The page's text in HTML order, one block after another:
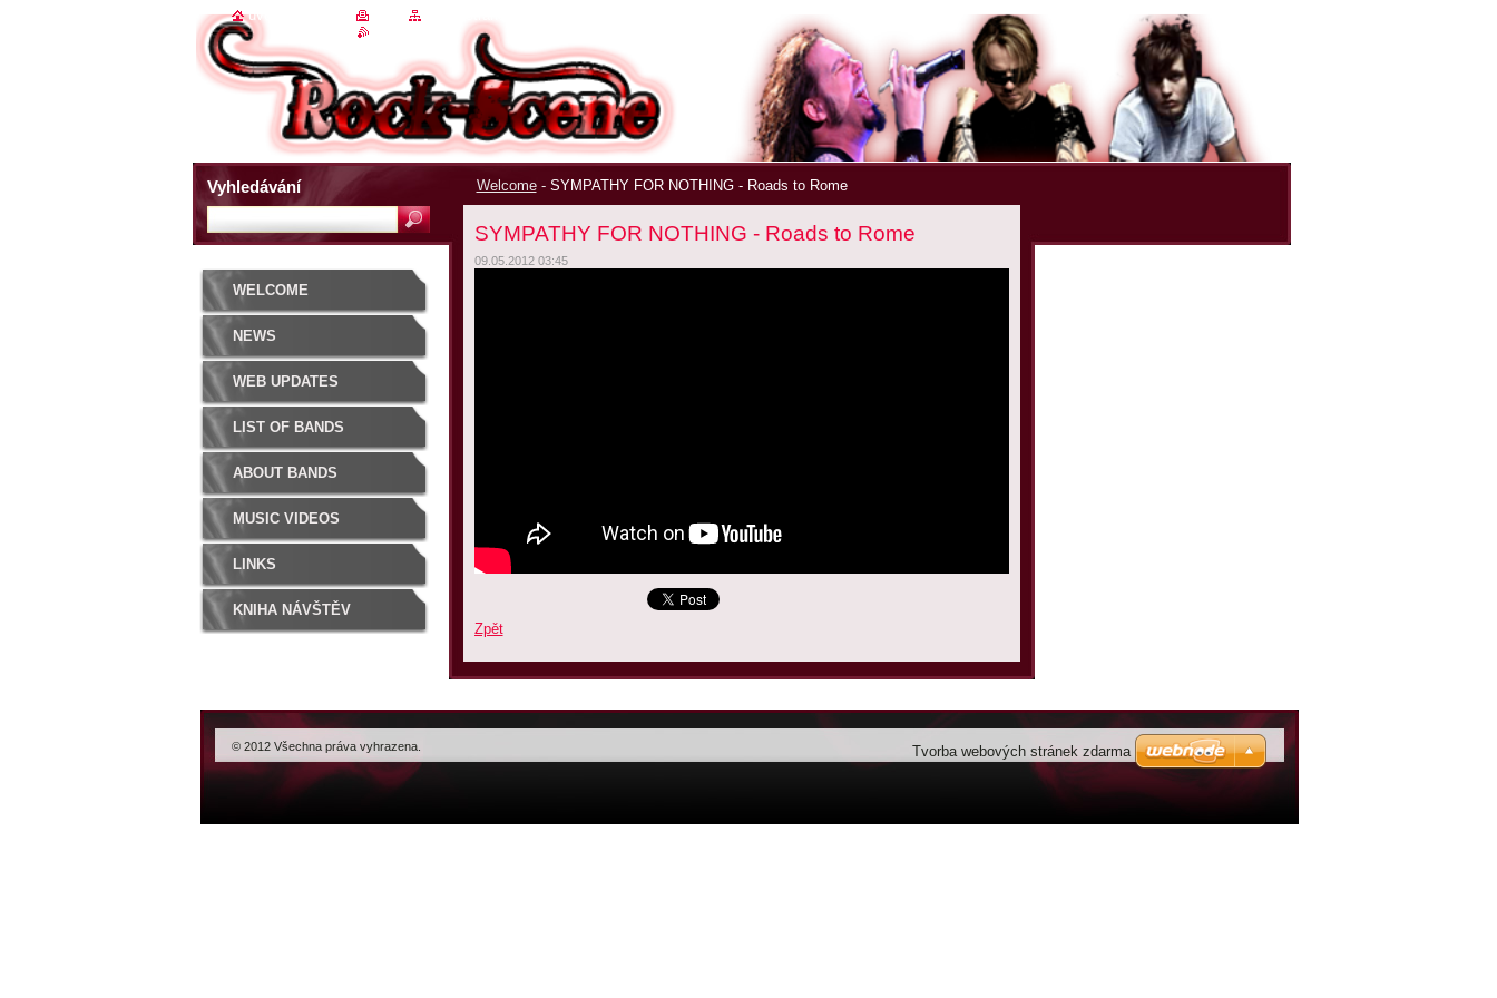
Welcome - SYMPATHY FOR NOTHING - Roads to Rome
SYMPATHY FOR NOTHING - Roads to Rome
09.05.2012 03:45
Zpět
WELCOME
NEWS
WEB UPDATES
LIST OF BANDS
ABOUT BANDS
MUSIC VIDEOS
LINKS
KNIHA NÁVŠTĚV
Vyhledávání
úvodní stránka
© 2012 Všechna práva vyhrazena. Tvorba webových stránek zdarma